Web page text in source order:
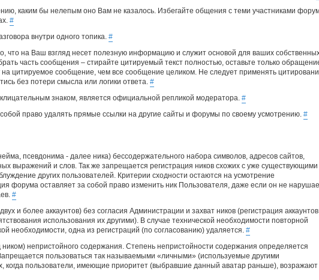
каким бы нелепым оно Вам не казалось. Избегайте общения с теми участниками
#
внутри одного топика. #
что на Ваш взгляд несет полезную информацию и служит основой для ваших
часть сообщения – стирайте цитируемый текст полностью, оставьте только
на цитируемое сообщение, чем все сообщение целиком. Не следует применять
без потери смысла или логики ответа. #
знаком, является официальной репликой модератора. #
право удалять прямые ссылки на другие сайты и форумы по своему усмотрению. #
псевдонима - далее ника) бессодержательного набора символов, адресов сайтов,
выражений и слов. Так же запрещается регистрация ников схожих с уже существующими
других пользователей. Критерии сходности остаются на усмотрение
форума оставляет за собой право изменить ник Пользователя, даже если он не
#
и более аккаунтов) без согласия Администрации и захват ников (регистрация
использования их другими). В случае технической необходимости повторной
необходимости, одна из регистраций (по согласованию) удаляется. #
ником) непристойного содержания. Степень непристойности содержания определяется
пользоваться так называемыми «личными» (используемые другими
когда пользователи, имеющие приоритет (выбравшие данный аватар раньше), возражают